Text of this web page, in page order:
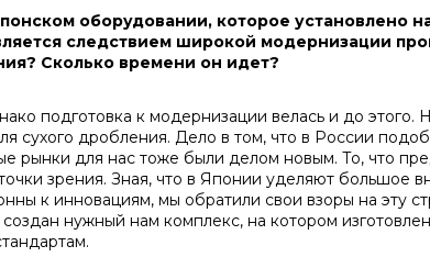
оборудовании, которое установлено
следствием широкой модернизации
Сколько времени он идет?
подготовка к модернизации велась и до этого.
сухого дробления. Дело в том, что в России
рынки для нас тоже были делом новым. То, что
зрения. Зная, что в Японии уделяют большое
к инновациям, мы обратили свои взоры на эту
нужный нам комплекс, на котором